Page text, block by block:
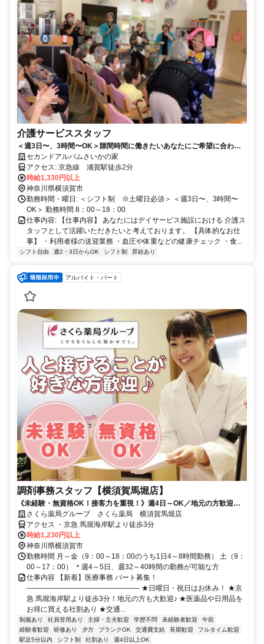
介護サービススタッフ
＜週3日〜、3時間〜OK＞隙間時間に働きたいあなたにご希望に合わせ
たシフトを作成致します。
セカンドアルバムさいかの家
アクセス: 京急線 浦賀駅徒歩2分
時給1,330円以上
神奈川県横須賀市
勤務時間・曜日: ＜シフト制 ※土曜日必須＞ ＜週3日〜、3時間〜
OK＞ 勤務時間 8：00～18：00
仕事内容: 【仕事内容】 あなたにはデイサービス施設における 介護ス
タッフとして活躍いただきたいと考えております。 【具体的なお仕
事】 ・利用者様の送迎業務 ・血圧や体重などの健康チェック ・食...
シフト自由 週2・3日からOK シフト制 昇給あり
アルバイト・パート
調剤事務スタッフ【横須賀馬堀店】
《未経験・無資格OK！接客力を重視！》週4日～OK／地元の方歓迎／
社員登用あり／社割で日用品などが最大半額♪
さくら薬局グループ さくら薬局 横須賀馬堀店
アクセス ・京急 馬堀海岸駅より徒歩3分
時給1,230円以上
神奈川県横須賀市
勤務時間 月～金（9：00～18：00のうち1日4～8時間勤務） 土（9：
00～17：00） ＊週4～5日、週32～40時間の勤務が可能な方
仕事内容 【新着】医療事務 パート募集！
―――――――――――――――― ★日曜日・祝日はお休み！ ★京
急 馬堀海岸駅より徒歩3分！地元の方も大歓迎♪ ★医薬品や日用品を
お得に買える社割あり ★交通...
制服あり 社員登用あり 主婦・主夫歓迎 学歴不問 未経験者歓迎
午前
経験者歓迎
研修あり 夕方 ブランクOK 交通費支給 長期歓迎
フルタイム歓迎
駅近5分以内
シフト制 社割あり 週4日以上OK